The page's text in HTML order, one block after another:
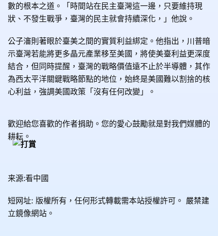
數的根本之道。「時間站在民主臺灣這一邊，只要維持現
狀、不發生戰爭，臺灣的民主就會持續深化，」他說。
公子瀋則著眼於臺美之間的實質利益綁定。他指出，川普暗
示臺灣若能將更多晶元產業移至美國，將使美臺利益更深度
結合，但同時提醒，臺灣的戰略價值遠不止於半導體，其作
為西太平洋關鍵戰略節點的地位，始終是美國難以割捨的核
心利益，強調美國政策「沒有任何改變」。
歡迎給您喜歡的作者捐助。您的愛心鼓勵就是對我們媒體的
耕耘。
来源:看中國
短网址: 版權所有，任何形式轉載需本站授權許可。 嚴禁建
立鏡像網站。